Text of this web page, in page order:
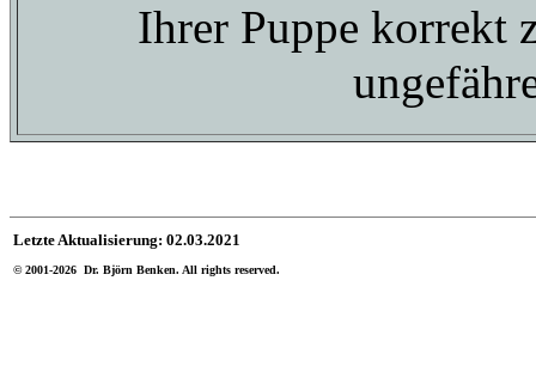
Ihrer Puppe korrekt
Letzte Aktualisierung: 02.03.2021
© 2001-2026 Dr. Björn Benken. All rights reserved.